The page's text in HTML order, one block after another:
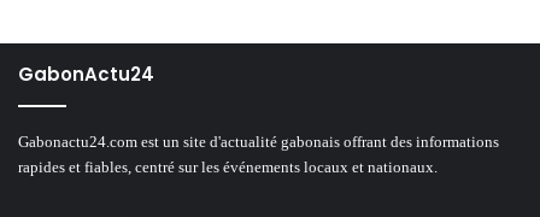
GabonActu24
Gabonactu24.com est un site d'actualité gabonais offrant des informations
rapides et fiables, centré sur les événements locaux et nationaux.